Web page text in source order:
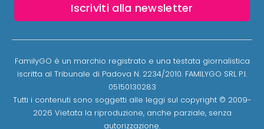
Iscriviti alla newsletter
FamilyGO è un marchio registrato e una testata giornalistica
iscritta al Tribunale di Padova N. 2234/2010. FAMILYGO SRL P.I.
05150130283
Tutti i contenuti sono soggetti alle leggi sul copyright © 2009-
2026 Vietata la riproduzione, anche parziale, senza
autorizzazione.